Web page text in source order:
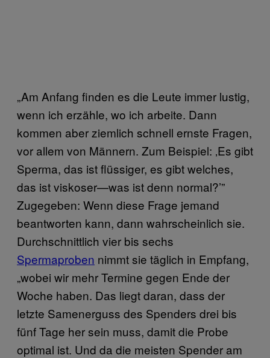
„Am Anfang finden es die Leute immer lustig,
wenn ich erzähle, wo ich arbeite. Dann
kommen aber ziemlich schnell ernste Fragen,
vor allem von Männern. Zum Beispiel: ‚Es gibt
Sperma, das ist flüssiger, es gibt welches,
das ist viskoser—was ist denn normal?’”
Zugegeben: Wenn diese Frage jemand
beantworten kann, dann wahrscheinlich sie.
Durchschnittlich vier bis sechs
Spermaproben nimmt sie täglich in Empfang,
„wobei wir mehr Termine gegen Ende der
Woche haben. Das liegt daran, dass der
letzte Samenerguss des Spenders drei bis
fünf Tage her sein muss, damit die Probe
optimal ist. Und da die meisten Spender am